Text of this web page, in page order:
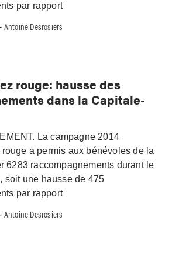
par rapport
Antoine Desrosiers
rouge: hausse des
dans la Capitale-
La campagne 2014
rouge a permis aux bénévoles de la
6283 raccompagnements durant le
soit une hausse de 475
par rapport
Antoine Desrosiers